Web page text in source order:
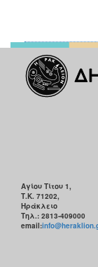
Αγίου Τίτου 1,
Τ.Κ. 71202,
Ηράκλειο
Τηλ.: 2813-409000
email: